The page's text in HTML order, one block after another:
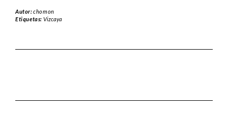
del Parque
Natural de
próxima
Autor:chomon
Etiquetas: Vizcaya